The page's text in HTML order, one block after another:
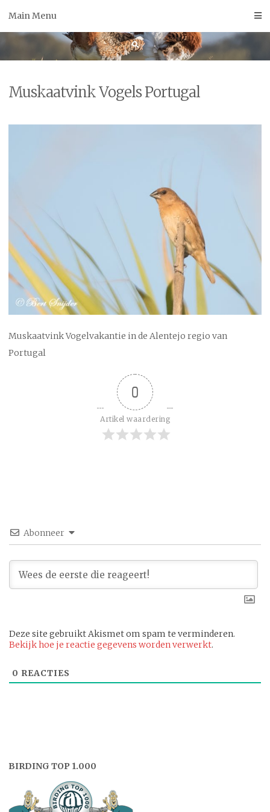
Main Menu
Muskaatvink Vogels Portugal
Muskaatvink Vogelvakantie in de Alentejo regio van
Portugal
0
Artikel waardering
Abonneer
Deze site gebruikt Akismet om spam te verminderen.
Bekijk hoe je reactie gegevens worden verwerkt.
0 REACTIES
BIRDING TOP 1.000